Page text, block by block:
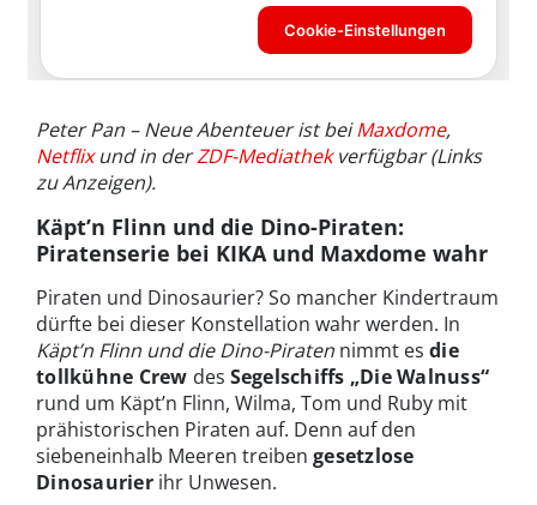
Peter Pan – Neue Abenteuer ist beiMaxdome,
Netflixund in derZDF-Mediathekverfügbar (Links
zu Anzeigen).
Käpt’n Flinn und die Dino-Piraten:
Piratenserie bei KIKA und Maxdome wahr
Piraten und Dinosaurier? So mancher Kindertraum
dürfte bei dieser Konstellation wahr werden. In
Käpt’n Flinn und die Dino-Piraten nimmt es die
tollkühne Crew des Segelschiffs „Die Walnuss“
rund um Käpt’n Flinn, Wilma, Tom und Ruby mit
prähistorischen Piraten auf. Denn auf den
siebeneinhalb Meeren treiben gesetzlose
Dinosaurierihr Unwesen.